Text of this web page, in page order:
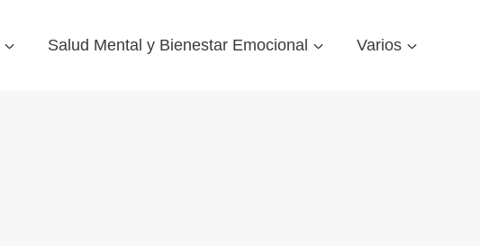
Salud Mental y Bienestar Emocional Varios